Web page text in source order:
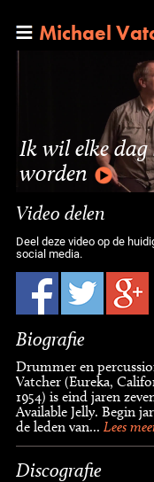
Michael
Ik wil elke dag
worden
Video delen
Deel deze video op de
social media.
Biografie
Drummer en
Vatcher (Eureka,
1954) is eind jaren
Available Jelly. Begin
de leden van... Lees
Discografie